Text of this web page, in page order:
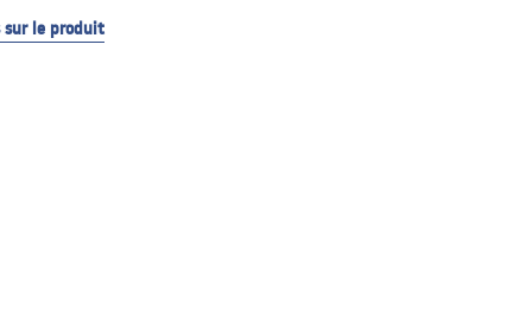
sur le produit